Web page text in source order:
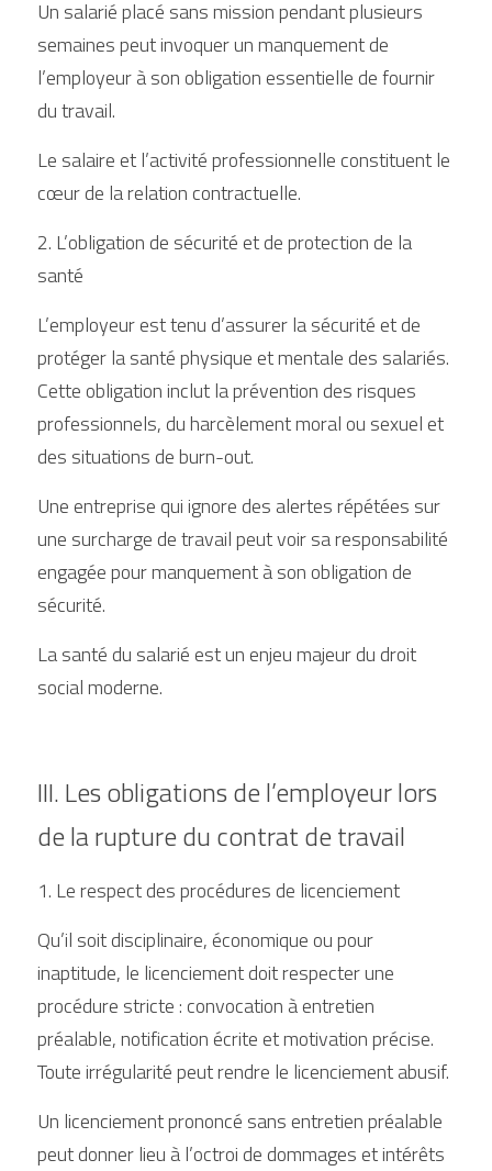
Un salarié placé sans mission pendant plusieurs
semaines peut invoquer un manquement de
l’employeur à son obligation essentielle de fournir
du travail.
Le salaire et l’activité professionnelle constituent le
cœur de la relation contractuelle.
2. L’obligation de sécurité et de protection de la
santé
L’employeur est tenu d’assurer la sécurité et de
protéger la santé physique et mentale des salariés.
Cette obligation inclut la prévention des risques
professionnels, du harcèlement moral ou sexuel et
des situations de burn-out.
Une entreprise qui ignore des alertes répétées sur
une surcharge de travail peut voir sa responsabilité
engagée pour manquement à son obligation de
sécurité.
La santé du salarié est un enjeu majeur du droit
social moderne.
III. Les obligations de l’employeur lors
de la rupture du contrat de travail
1. Le respect des procédures de licenciement
Qu’il soit disciplinaire, économique ou pour
inaptitude, le licenciement doit respecter une
procédure stricte : convocation à entretien
préalable, notification écrite et motivation précise.
Toute irrégularité peut rendre le licenciement abusif.
Un licenciement prononcé sans entretien préalable
peut donner lieu à l’octroi de dommages et intérêts